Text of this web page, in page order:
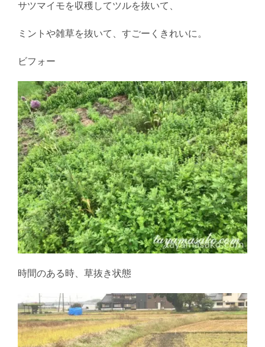
サツマイモを収穫してツルを抜いて、
ミントや雑草を抜いて、すごーくきれいに。
ビフォー
時間のある時、草抜き状態